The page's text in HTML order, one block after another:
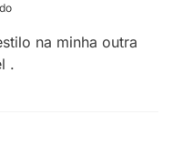
na minha outra
.